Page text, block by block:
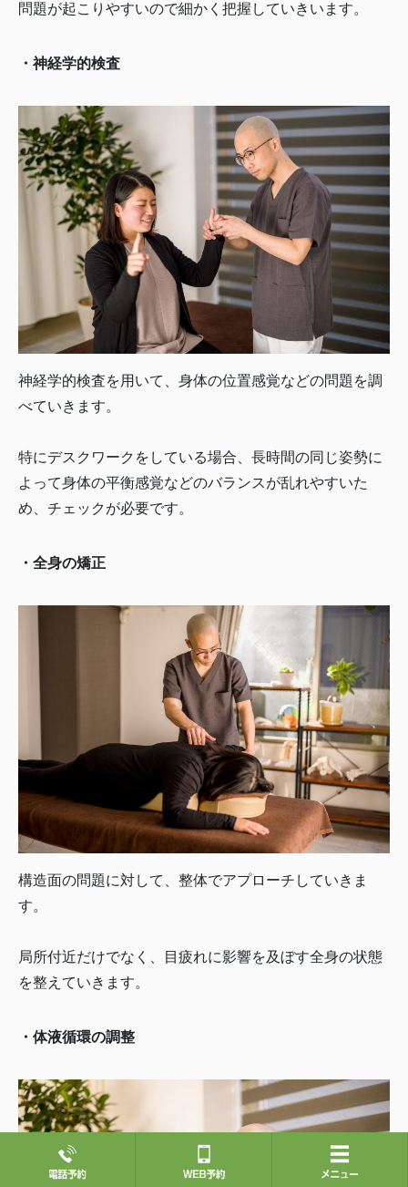
問題が起こりやすいので細かく把握していきいます。
・神経学的検査
神経学的検査を用いて、身体の位置感覚などの問題を調
べていきます。
特にデスクワークをしている場合、長時間の同じ姿勢に
よって身体の平衡感覚などのバランスが乱れやすいた
め、チェックが必要です。
・全身の矯正
構造面の問題に対して、整体でアプローチしていきま
す。
局所付近だけでなく、目疲れに影響を及ぼす全身の状態
を整えていきます。
・体液循環の調整